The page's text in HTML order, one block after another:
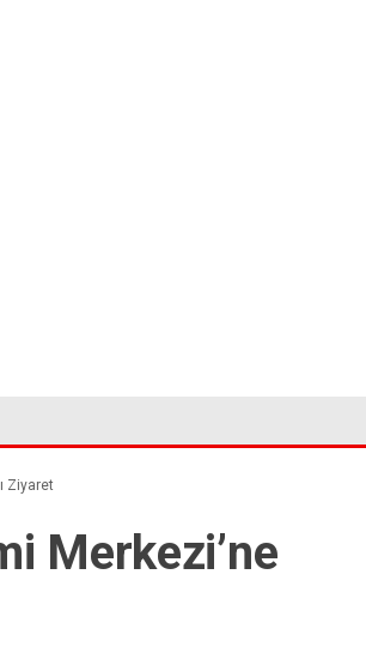
Ziyaret
Merkezi’ne